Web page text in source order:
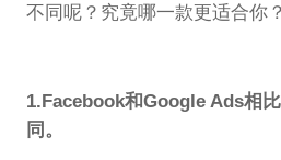
不同呢？究竟哪一款更适合你？
1.Facebook和Google Ads相
同。